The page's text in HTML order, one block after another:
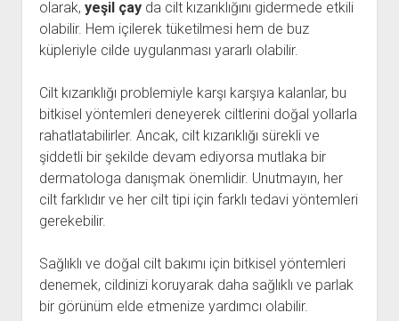
olarak, yeşil çayda cilt kızarıklığını gidermede etkili
olabilir. Hem içilerek tüketilmesi hem de buz
küpleriyle cilde uygulanması yararlı olabilir.
Cilt kızarıklığı problemiyle karşı karşıya kalanlar, bu
bitkisel yöntemleri deneyerek ciltlerini doğal yollarla
rahatlatabilirler. Ancak, cilt kızarıklığı sürekli ve
şiddetli bir şekilde devam ediyorsa mutlaka bir
dermatologa danışmak önemlidir. Unutmayın, her
cilt farklıdır ve her cilt tipi için farklı tedavi yöntemleri
gerekebilir.
Sağlıklı ve doğal cilt bakımı için bitkisel yöntemleri
denemek, cildinizi koruyarak daha sağlıklı ve parlak
bir görünüm elde etmenize yardımcı olabilir.